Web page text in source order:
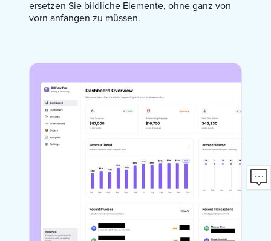
ersetzen Sie bildliche Elemente, ohne ganz von
vorn anfangen zu müssen.